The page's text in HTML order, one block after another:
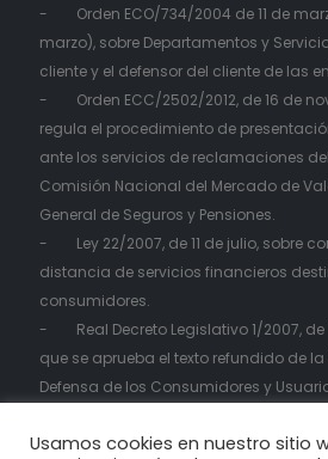
- Orden ECO/734/2004 de 11 de
marzo), sobre Departamentos y
cliente y el defensor del cliente de las
- Orden ECC/2502/2012, de 16 de
regula el procedimiento de
ante los servicios de reclamaciones
Comisión Nacional del Mercado de
General de Seguros y Pensiones.
- Ley 22/2007, de 11 de julio, sobre
distancia de servicios financieros
consumidores.
- Real Decreto Legislativo 1/2007, de
que se aprueba el texto refundido de la
Defensa de los Consumidores y
Usamos cookies en nuestro sitio